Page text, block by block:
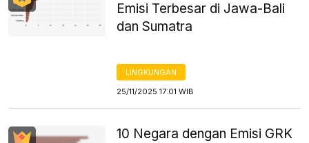
Emisi Terbesar di Jawa-Bali
dan Sumatra
LINGKUNGAN
25/11/2025 17:01 WIB
10 Negara dengan Emisi GRK